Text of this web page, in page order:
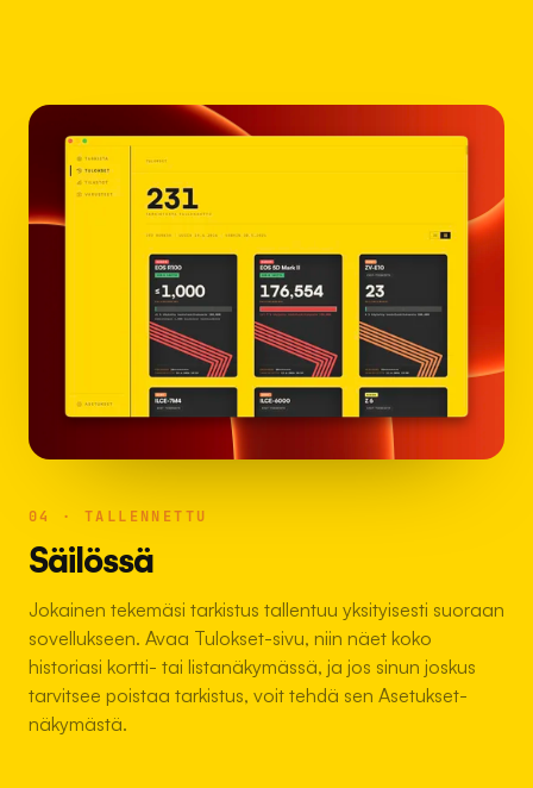
04 · TALLENNETTU
Säilössä
Jokainen tekemäsi tarkistus tallentuu yksityisesti suoraan
sovellukseen. Avaa Tulokset-sivu, niin näet koko
historiasi kortti- tai listanäkymässä, ja jos sinun joskus
tarvitsee poistaa tarkistus, voit tehdä sen Asetukset-
näkymästä.